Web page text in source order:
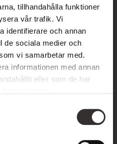
tillhandahålla funktioner
vår trafik. Vi
identifierare och annan
de sociala medier och
vi samarbetar med.
informationen med annan
eller som de har
ansökan
komma i kontakt med nya
Hos oss är det inte alltid